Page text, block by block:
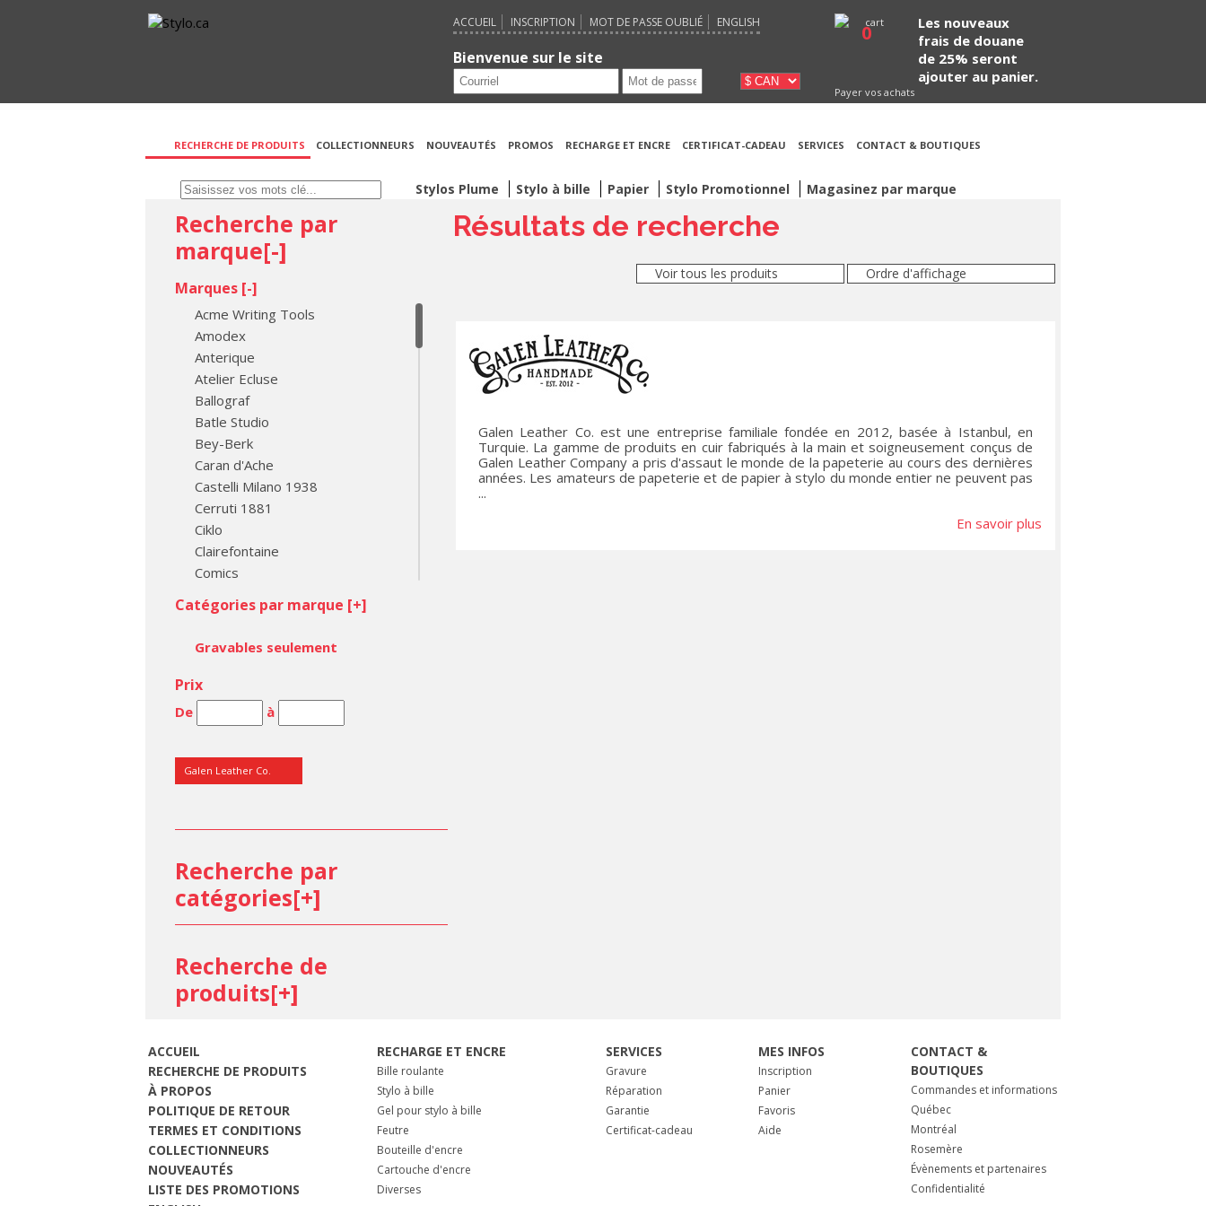
ACCUEIL INSCRIPTION MOT DE PASSE OUBLIÉ ENGLISH
Bienvenue sur le site
Payer vos achats
0
Les nouveaux
frais de douane
de 25% seront
ajouter au panier.
RECHERCHE DE PRODUITS COLLECTIONNEURS NOUVEAUTÉS PROMOS RECHARGE ET ENCRE CERTIFICAT-CADEAU SERVICES CONTACT & BOUTIQUES
Stylos Plume Stylo à bille Papier Stylo Promotionnel Magasinez par marque
Recherche par
marque[-]
Marques [-]
Acme Writing Tools
Amodex
Anterique
Atelier Ecluse
Ballograf
Batle Studio
Bey-Berk
Caran d'Ache
Castelli Milano 1938
Cerruti 1881
Ciklo
Clairefontaine
Comics
Cross
Digee
DiLoro
Diplomat
e + m
Ecowoodturner
Esterbrook
Faber-Castell Office
Faber-Castell, Graf von
Fisher Spacepen
G. Lalo
Galen Leather Co.
GRAPHILO
Iroful
Itoya
Jean-Louis Scherrer
Jean-Pierre Lepine
JooJoo Paper
Kaweco
Kuretake
Lagrenade Créations
Catégories par marque [+]
Gravables seulement
Prix
De à
Galen Leather Co.
Recherche par
catégories[+]
Recherche de
produits[+]
Résultats de recherche
Ordre d'affichage
Voir tous les produits
Galen Leather Co. est une entreprise familiale fondée en 2012, basée à Istanbul, en
Turquie. La gamme de produits en cuir fabriqués à la main et soigneusement conçus de
Galen Leather Company a pris d'assaut le monde de la papeterie au cours des dernières
années. Les amateurs de papeterie et de papier à stylo du monde entier ne peuvent pas
...
En savoir plus
ACCUEIL
RECHERCHE DE PRODUITS
À PROPOS
POLITIQUE DE RETOUR
TERMES ET CONDITIONS
COLLECTIONNEURS
NOUVEAUTÉS
LISTE DES PROMOTIONS
RECHARGE ET ENCRE
Bille roulante
Stylo à bille
Gel pour stylo à bille
Feutre
Bouteille d'encre
Cartouche d'encre
Diverses
SERVICES
Gravure
Réparation
Garantie
Certificat-cadeau
MES INFOS
Inscription
Panier
Favoris
Aide
CONTACT &
BOUTIQUES
Commandes et informations
Québec
Montréal
Rosemère
Évènements et partenaires
Confidentialité